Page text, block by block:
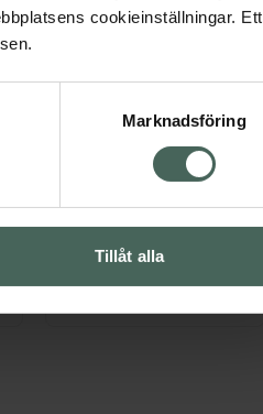
cookieinställningar. Ett
Marknadsföring
Tillåt alla